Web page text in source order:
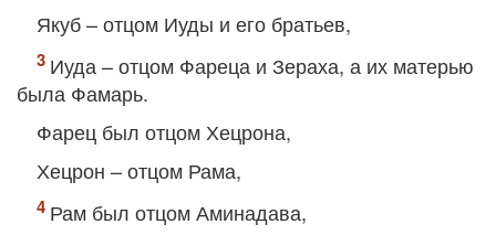
Якуб – отцом Иуды и его братьев,
Иуда – отцом Фареца и Зераха, а их матерью
была Фамарь.
Фарец был отцом Хецрона,
Хецрон – отцом Рама,
Рам был отцом Аминадава,